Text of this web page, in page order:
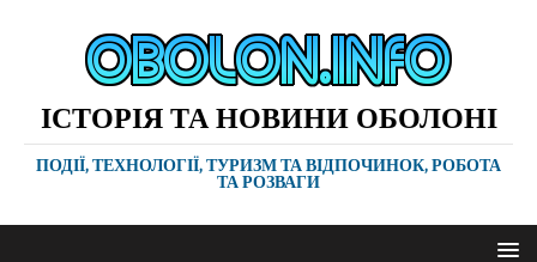
ІСТОРІЯ ТА НОВИНИ ОБОЛОНІ
ПОДІЇ, ТЕХНОЛОГІЇ, ТУРИЗМ ТА ВІДПОЧИНОК, РОБОТА
ТА РОЗВАГИ